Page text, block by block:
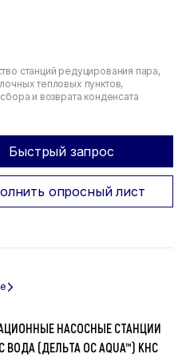
станций редуцирования пара,
тепловых пунктов,
и возврата конденсата
Быстрый запрос
опросный лист
НАСОСНЫЕ СТАНЦИИ
ВОДА (ДЕЛЬТА ОС AQUA™) КНС